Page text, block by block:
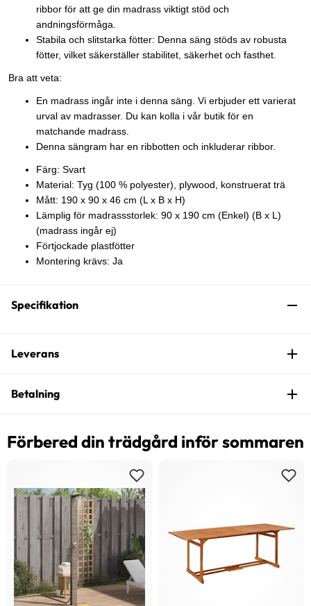
ribbor för att ge din madrass viktigt stöd och
andningsförmåga.
Stabila och slitstarka fötter: Denna säng stöds av robusta
fötter, vilket säkerställer stabilitet, säkerhet och fasthet.
Bra att veta:
En madrass ingår inte i denna säng. Vi erbjuder ett varierat
urval av madrasser. Du kan kolla i vår butik för en
matchande madrass.
Denna sängram har en ribbotten och inkluderar ribbor.
Färg: Svart
Material: Tyg (100 % polyester), plywood, konstruerat trä
Mått: 190 x 90 x 46 cm (L x B x H)
Lämplig för madrassstorlek: 90 x 190 cm (Enkel) (B x L)
(madrass ingår ej)
Förtjockade plastfötter
Montering krävs: Ja
Specifikation
Leverans
Betalning
Förbered din trädgård inför sommaren